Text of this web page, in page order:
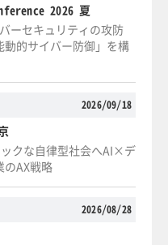
2026 夏
ーセキュリティの攻防
動的サイバー防御」を構
2026/09/18
クな自律型社会へAI×デ
のAX戦略
2026/08/28